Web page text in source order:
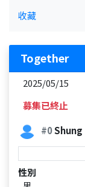
收藏
Together
2025/05/15
募集已終止
#0Shung
性別